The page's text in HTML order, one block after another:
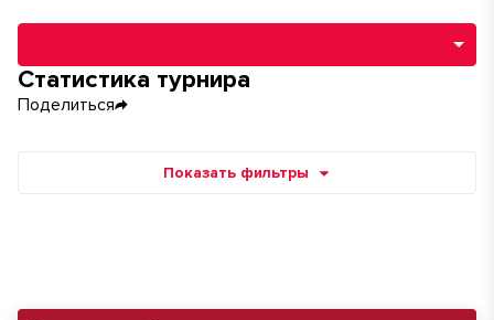
Навигация по разделам турнира
Статистика турнира
Поделиться
Показать фильтры